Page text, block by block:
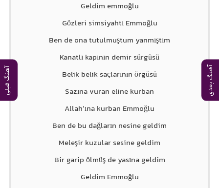
آهنگ بعدی آهنگ قبلی
Geldim emmoğlu
Gözleri simsiyahtı Emmoğlu
Ben de ona tutulmuştum yanmıştım
Kanatlı kapının demir sürgüsü
Belik belik saçlarının örgüsü
Sazına vuran eline kurban
Allah’ına kurban Emmoğlu
Ben de bu dağların nesine geldim
Meleşir kuzular sesine geldim
Bir garip ölmüş de yasına geldim
Geldim Emmoğlu